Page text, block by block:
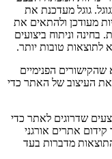
גוגל מעדכנת את
מעודכן ולהתאים את
וניתוח ביצועים
לתוצאות טובות יותר.
הפנימיים
את העיצוב של האתר כדי
שדרוגים לאתר כדי
אתרים אורגני
מדברות בעד